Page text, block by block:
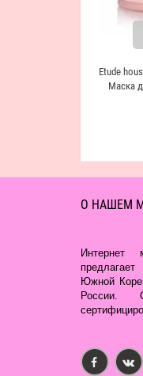
Etude
Маска
О НАШЕМ
Интернет
Южной
России.